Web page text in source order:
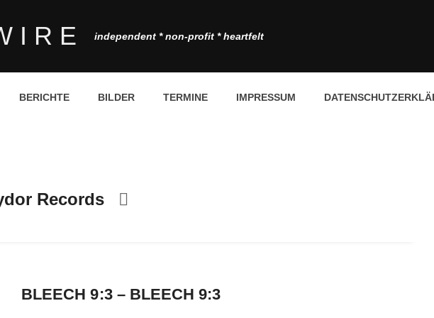
independent * non-profit * heartfelt
BERICHTE BILDER TERMINE IMPRESSUM
Records
BLEECH 9:3 – BLEECH 9:3